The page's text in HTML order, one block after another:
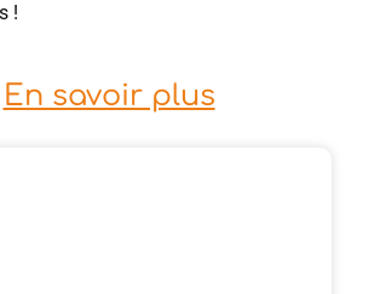
!
En savoir plus